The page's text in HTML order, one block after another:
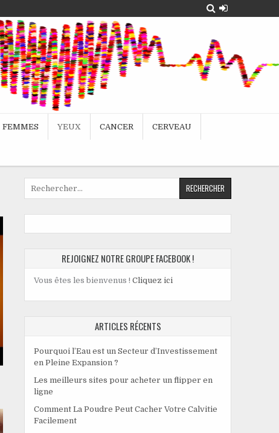
FEMMES YEUX CANCER CERVEAU
REJOIGNEZ NOTRE GROUPE FACEBOOK !
Vous êtes les bienvenus ! Cliquez ici
ARTICLES RÉCENTS
Pourquoi l’Eau est un Secteur d’Investissement
en Pleine Expansion ?
Les meilleurs sites pour acheter un flipper en
ligne
Comment La Poudre Peut Cacher Votre Calvitie
Facilement